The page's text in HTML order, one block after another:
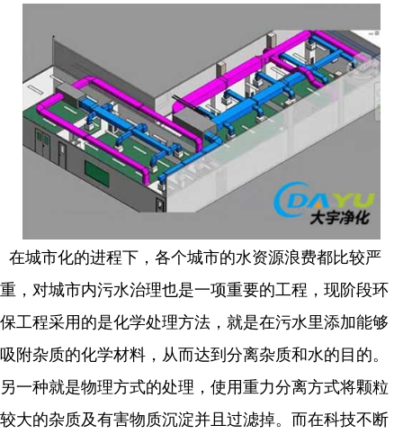
在城市化的进程下，各个城市的水资源浪费都比较严
重，对城市内污水治理也是一项重要的工程，现阶段环
保工程采用的是化学处理方法，就是在污水里添加能够
吸附杂质的化学材料，从而达到分离杂质和水的目的。
另一种就是物理方式的处理，使用重力分离方式将颗粒
较大的杂质及有害物质沉淀并且过滤掉。而在科技不断